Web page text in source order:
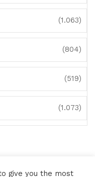
(1.063)
(804)
(519)
(1.073)
give you the most